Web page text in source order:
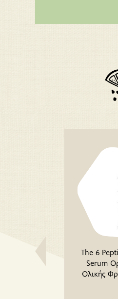
The 6
Serum
Ολικής
Κακάο